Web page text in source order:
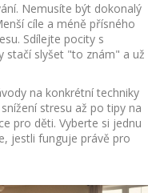
Nemusíte být dokonalý
cíle a méně přísného
Sdílejte pocity s
stačí slyšet "to znám" a už
na konkrétní techniky
stresu až po tipy na
pro děti. Vyberte si jednu
jestli funguje právě pro